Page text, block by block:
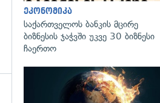
ეკონომიკა
საქართველოს ბანკის მცირე
ბიზნესის ჯაჭვში უკვე 30 ბიზნესი
ჩაერთო